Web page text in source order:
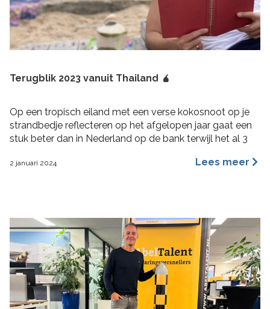
Terugblik 2023 vanuit Thailand 🧉
Op een tropisch eiland met een verse kokosnoot op je
strandbedje reflecteren op het afgelopen jaar gaat een
stuk beter dan in Nederland op de bank terwijl het al 3
fijn jaar aan rijke ervaringen, nieuwe inzichten, verbinding
2 januari 2024 Lees meer